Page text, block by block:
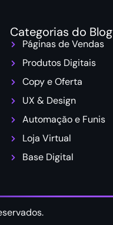
Categorias do Blog
Páginas de Vendas
Produtos Digitais
Copy e Oferta
UX & Design
Automação e Funis
Loja Virtual
Base Digital